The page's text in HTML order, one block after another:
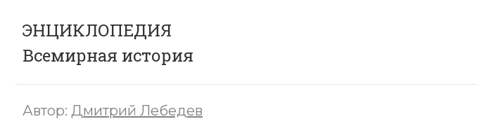
ЭНЦИКЛОПЕДИЯ
Всемирная история
Автор: Дмитрий Лебедев